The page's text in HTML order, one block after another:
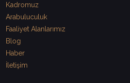
Kadromuz
Arabuluculuk
Faaliyet Alanlarımız
Blog
Haber
İletişim